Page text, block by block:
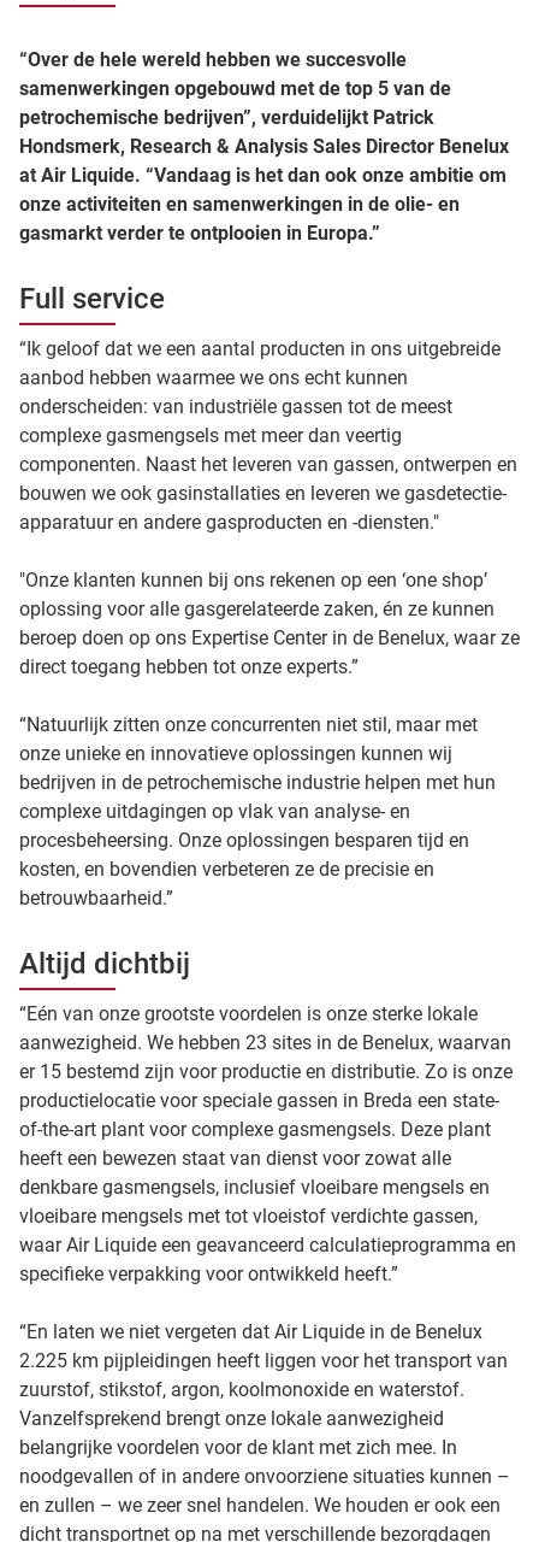
“Over de hele wereld hebben we succesvolle
samenwerkingen opgebouwd met de top 5 van de
petrochemische bedrijven”, verduidelijkt Patrick
Hondsmerk, Research & Analysis Sales Director Benelux
at Air Liquide. “Vandaag is het dan ook onze ambitie om
onze activiteiten en samenwerkingen in de olie- en
gasmarkt verder te ontplooien in Europa.”
Full service
“Ik geloof dat we een aantal producten in ons uitgebreide
aanbod hebben waarmee we ons echt kunnen
onderscheiden: van industriële gassen tot de meest
complexe gasmengsels met meer dan veertig
componenten. Naast het leveren van gassen, ontwerpen en
bouwen we ook gasinstallaties en leveren we gasdetectie-
apparatuur en andere gasproducten en -diensten."
"Onze klanten kunnen bij ons rekenen op een ‘one shop’
oplossing voor alle gasgerelateerde zaken, én ze kunnen
beroep doen op ons Expertise Center in de Benelux, waar ze
direct toegang hebben tot onze experts.”
“Natuurlijk zitten onze concurrenten niet stil, maar met
onze unieke en innovatieve oplossingen kunnen wij
bedrijven in de petrochemische industrie helpen met hun
complexe uitdagingen op vlak van analyse- en
procesbeheersing. Onze oplossingen besparen tijd en
kosten, en bovendien verbeteren ze de precisie en
betrouwbaarheid.”
Altijd dichtbij
“Eén van onze grootste voordelen is onze sterke lokale
aanwezigheid. We hebben 23 sites in de Benelux, waarvan
er 15 bestemd zijn voor productie en distributie. Zo is onze
productielocatie voor speciale gassen in Breda een state-
of-the-art plant voor complexe gasmengsels. Deze plant
heeft een bewezen staat van dienst voor zowat alle
denkbare gasmengsels, inclusief vloeibare mengsels en
vloeibare mengsels met tot vloeistof verdichte gassen,
waar Air Liquide een geavanceerd calculatieprogramma en
specifieke verpakking voor ontwikkeld heeft.”
“En laten we niet vergeten dat Air Liquide in de Benelux
2.225 km pijpleidingen heeft liggen voor het transport van
zuurstof, stikstof, argon, koolmonoxide en waterstof.
Vanzelfsprekend brengt onze lokale aanwezigheid
belangrijke voordelen voor de klant met zich mee. In
noodgevallen of in andere onvoorziene situaties kunnen –
en zullen – we zeer snel handelen. We houden er ook een
dicht transportnet op na met verschillende bezorgdagen